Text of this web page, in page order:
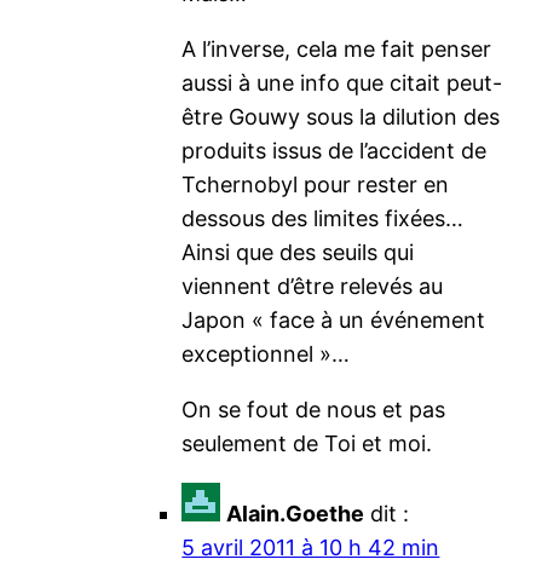
A l’inverse, cela me fait penser
aussi à une info que citait peut-
être Gouwy sous la dilution des
produits issus de l’accident de
Tchernobyl pour rester en
dessous des limites fixées…
Ainsi que des seuils qui
viennent d’être relevés au
Japon « face à un événement
exceptionnel »…
On se fout de nous et pas
seulement de Toi et moi.
Alain.Goethe dit :
5 avril 2011 à 10 h 42 min